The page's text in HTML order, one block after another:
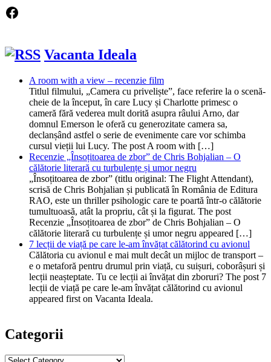
Facebook
Vacanta Ideala
A room with a view – recenzie film
Titlul filmului, „Camera cu priveliște”, face referire la o scenă-
cheie de la început, în care Lucy și Charlotte primesc o
cameră fără vederea mult dorită asupra râului Arno, dar
domnul Emerson le oferă cu generozitate camera sa,
declanșând astfel o serie de evenimente care vor schimba
cursul vieții lui Lucy. The post A room with […]
Recenzie „Însoțitoarea de zbor” de Chris Bohjalian – O
călătorie literară cu turbulențe și umor negru
„Însoțitoarea de zbor” (titlu original: The Flight Attendant),
scrisă de Chris Bohjalian și publicată în România de Editura
RAO, este un thriller psihologic care te poartă într-o călătorie
tumultuoasă, atât la propriu, cât și la figurat. The post
Recenzie „Însoțitoarea de zbor” de Chris Bohjalian – O
călătorie literară cu turbulențe și umor negru appeared […]
7 lecții de viață pe care le-am învățat călătorind cu avionul
Călătoria cu avionul e mai mult decât un mijloc de transport –
e o metaforă pentru drumul prin viață, cu suișuri, coborâșuri și
lecții neașteptate. Tu ce lecții ai învățat din zboruri? The post 7
lecții de viață pe care le-am învățat călătorind cu avionul
appeared first on Vacanta Ideala.
Categorii
Categorii